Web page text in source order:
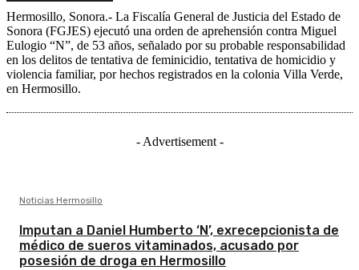
Hermosillo, Sonora.- La Fiscalía General de Justicia del Estado de
Sonora (FGJES) ejecutó una orden de aprehensión contra Miguel
Eulogio “N”, de 53 años, señalado por su probable responsabilidad
en los delitos de tentativa de feminicidio, tentativa de homicidio y
violencia familiar, por hechos registrados en la colonia Villa Verde,
en Hermosillo.
- Advertisement -
Noticias Hermosillo
Imputan a Daniel Humberto ‘N’, exrecepcionista de
médico de sueros vitaminados, acusado por
posesión de droga en Hermosillo